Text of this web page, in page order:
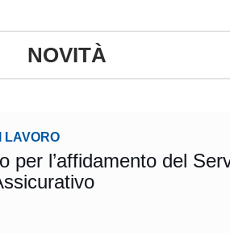
NOVITÀ
LAVORO
per l’affidamento del